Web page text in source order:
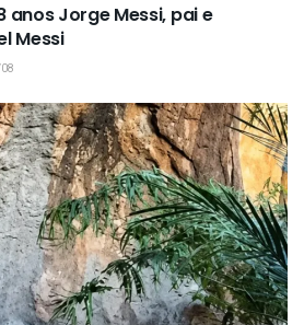
anos Jorge Messi, pai e
Messi